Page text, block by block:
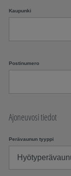
Kaupunki
Postinumero
Ajoneuvosi tiedot
Perävaunun tyyppi